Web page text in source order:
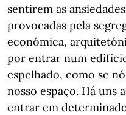
sentirem as
provocadas pela
económica,
por entrar num
espelhado, como se
nosso espaço. Há uns
entrar em